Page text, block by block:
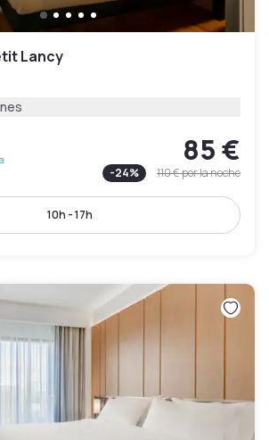
Lancy
85 €
-24% 110 €por la noche
10h - 17h